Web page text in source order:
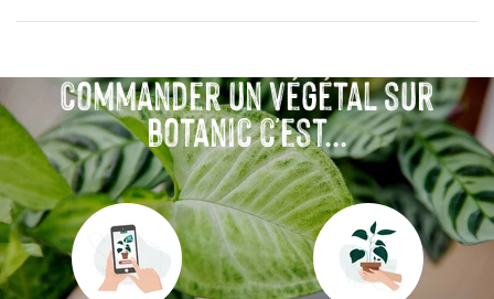
Commander un végétal sur
botanic c'est...
Aller
Aller